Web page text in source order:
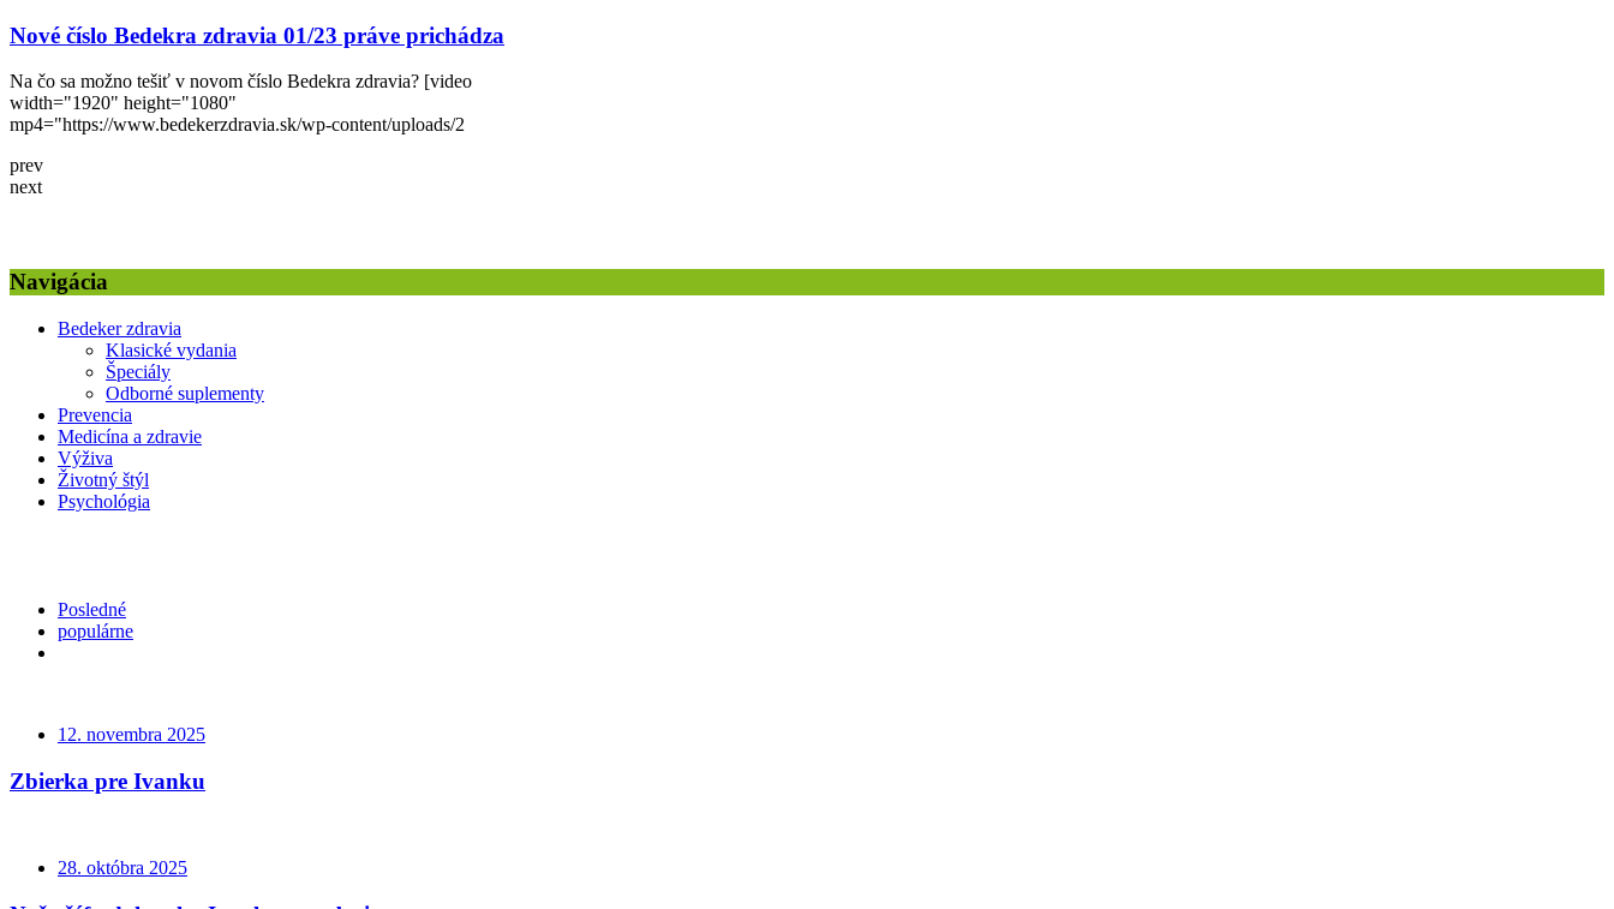
Nové číslo Bedekra zdravia 01/23 práve prichádza
Na čo sa možno tešiť v novom číslo Bedekra zdravia? [video
width="1920" height="1080"
mp4="https://www.bedekerzdravia.sk/wp-content/uploads/2
prev
next
Navigácia
Bedeker zdravia
Klasické vydania
Špeciály
Odborné suplementy
Prevencia
Medicína a zdravie
Výživa
Životný štýl
Psychológia
Posledné
populárne
12. novembra 2025
Zbierka pre Ivanku
28. októbra 2025